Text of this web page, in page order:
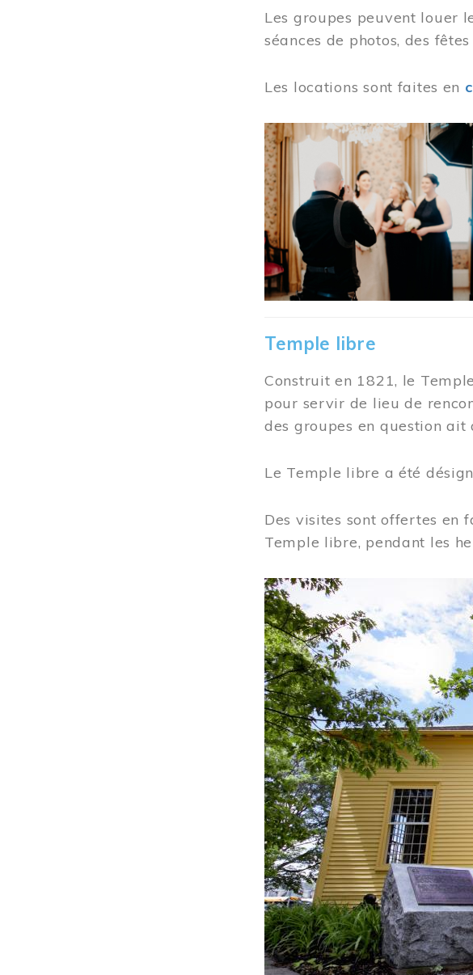
Les groupes peuvent louer
séances de photos, des
Les locations sont faites en
Image
Temple libre
Construit en 1821, le
pour servir de lieu de
des groupes en question ait
Le Temple libre a été
Des visites sont offertes en
Temple libre, pendant les
Image